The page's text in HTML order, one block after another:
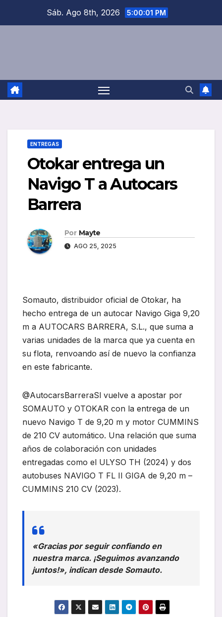
Sáb. Ago 8th, 2026 5:00:02 PM
ENTREGAS
Otokar entrega un
Navigo T a Autocars
Barrera
Por Mayte
AGO 25, 2025
Somauto, distribuidor oficial de Otokar, ha
hecho entrega de un autocar Navigo Giga 9,20
m a AUTOCARS BARRERA, S.L., que suma a
varias unidades de la marca que ya cuenta en
su flota, renvoando así de nuevo la confianza
en este fabricante.
@AutocarsBarreraSl vuelve a apostar por
SOMAUTO y OTOKAR con la entrega de un
nuevo Navigo T de 9,20 m y motor CUMMINS
de 210 CV automático. Una relación que suma
años de colaboración con unidades
entregadas como el ULYSO TH (2024) y dos
autobuses NAVIGO T FL II GIGA de 9,20 m –
CUMMINS 210 CV (2023).
«Gracias por seguir confiando en
nuestra marca. ¡Seguimos avanzando
juntos!», indican desde Somauto.